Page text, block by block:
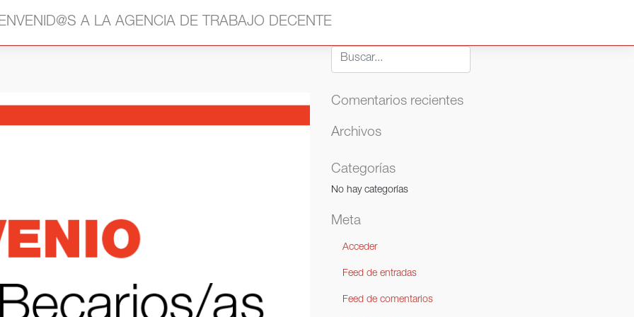
A LA AGENCIA DE TRABAJO DECENTE
Comentarios recientes
Archivos
Categorías
No hay categorías
Meta
Acceder
Feed de entradas
Feed de comentarios